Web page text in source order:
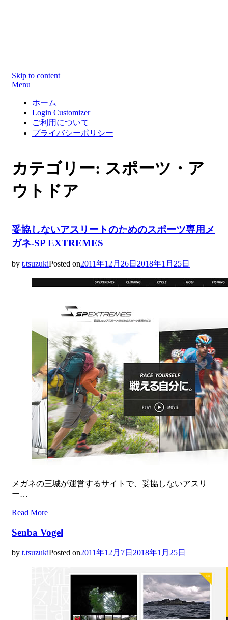
Skip to content
Menu
ホーム
Login Customizer
ご利用について
プライバシーポリシー
カテゴリー: スポーツ・ア
ウトドア
妥協しないアスリートのためのスポーツ専用メ
ガネ-SP EXTREMES
by t.tsuzukiPosted on2011年12月26日 2018年1月25日
メガネの三城が運営するサイトで、妥協しないアスリ
ー…
Read More
Senba Vogel
by t.tsuzukiPosted on2011年12月7日 2018年1月25日